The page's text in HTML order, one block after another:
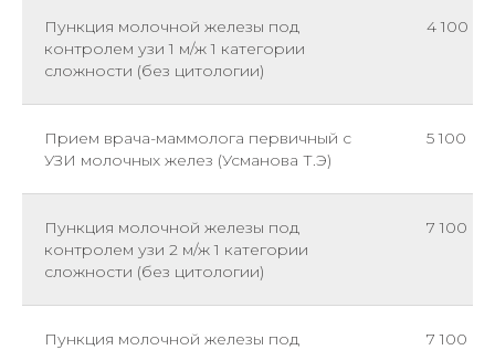
Пункция молочной железы под
контролем узи 1 м/ж 1 категории
сложности (без цитологии)
4 100
Прием врача-маммолога первичный с
УЗИ молочных желез (Усманова Т.Э)
5 100
Пункция молочной железы под
контролем узи 2 м/ж 1 категории
сложности (без цитологии)
7 100
Пункция молочной железы под
7 100